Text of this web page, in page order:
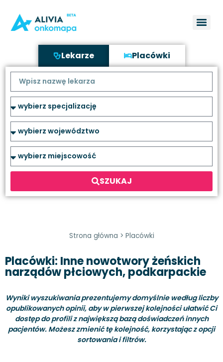
Lekarze Placówki
SZUKAJ
Strona główna > Placówki
Placówki: Inne nowotwory żeńskich
narządów płciowych, podkarpackie
Wyniki wyszukiwania prezentujemy domyślnie według liczby
opublikowanych opinii, aby w pierwszej kolejności ułatwić Ci
dostęp do profili z największą bazą doświadczeń innych
pacjentów. Możesz zmienić tę kolejność, korzystając z opcji
sortowania i filtrów.